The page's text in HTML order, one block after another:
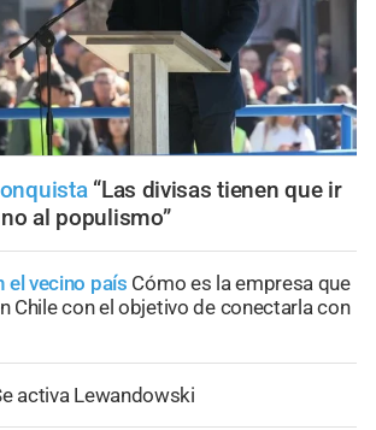
“Las divisas tienen que ir
al populismo”
el vecino país Cómo es la empresa que
Chile con el objetivo de conectarla con
activa Lewandowski